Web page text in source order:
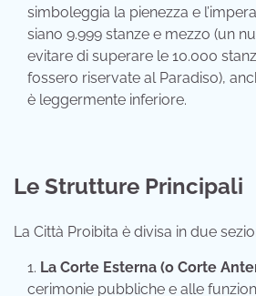
simboleggia la pienezza e
siano 9.999 stanze e mezzo (un
evitare di superare le 10.000
fossero riservate al Paradiso),
è leggermente inferiore.
Le Strutture Principali
La Città Proibita è divisa in due
La Corte Esterna (o Corte
cerimonie pubbliche e alle